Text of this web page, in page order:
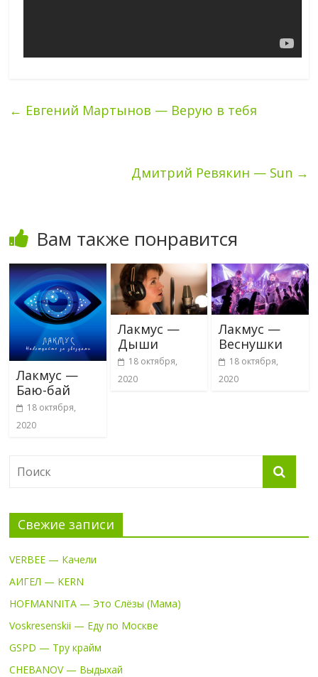
← Евгений Мартынов — Верую в тебя
Дмитрий Ревякин — Sun →
Вам также понравится
Лакмус —
Баю-бай
18 октября,
2020
Лакмус —
Дыши
18 октября,
2020
Лакмус —
Веснушки
18 октября,
2020
Свежие записи
VERBEE — Качели
АИГЕЛ — KERN
HOFMANNITA — Это Слёзы (Мама)
Voskresenskii — Еду по Москве
GSPD — Тру крайм
CHEBANOV — Выдыхай